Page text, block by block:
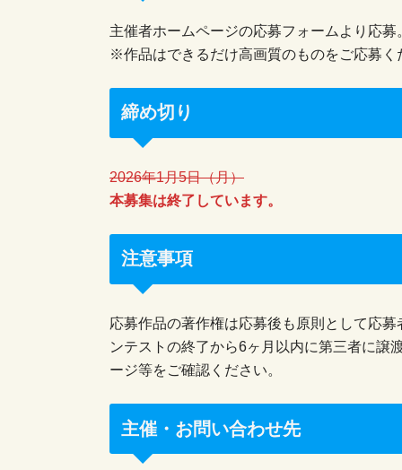
主催者ホームページの応募フォームより応募
※作品はできるだけ高画質のものをご応募
締め切り
2026年1月5日（月）
本募集は終了しています。
注意事項
応募作品の著作権は応募後も原則として応
ンテストの終了から6ヶ月以内に第三者に譲
ージ等をご確認ください。
主催・お問い合わせ先